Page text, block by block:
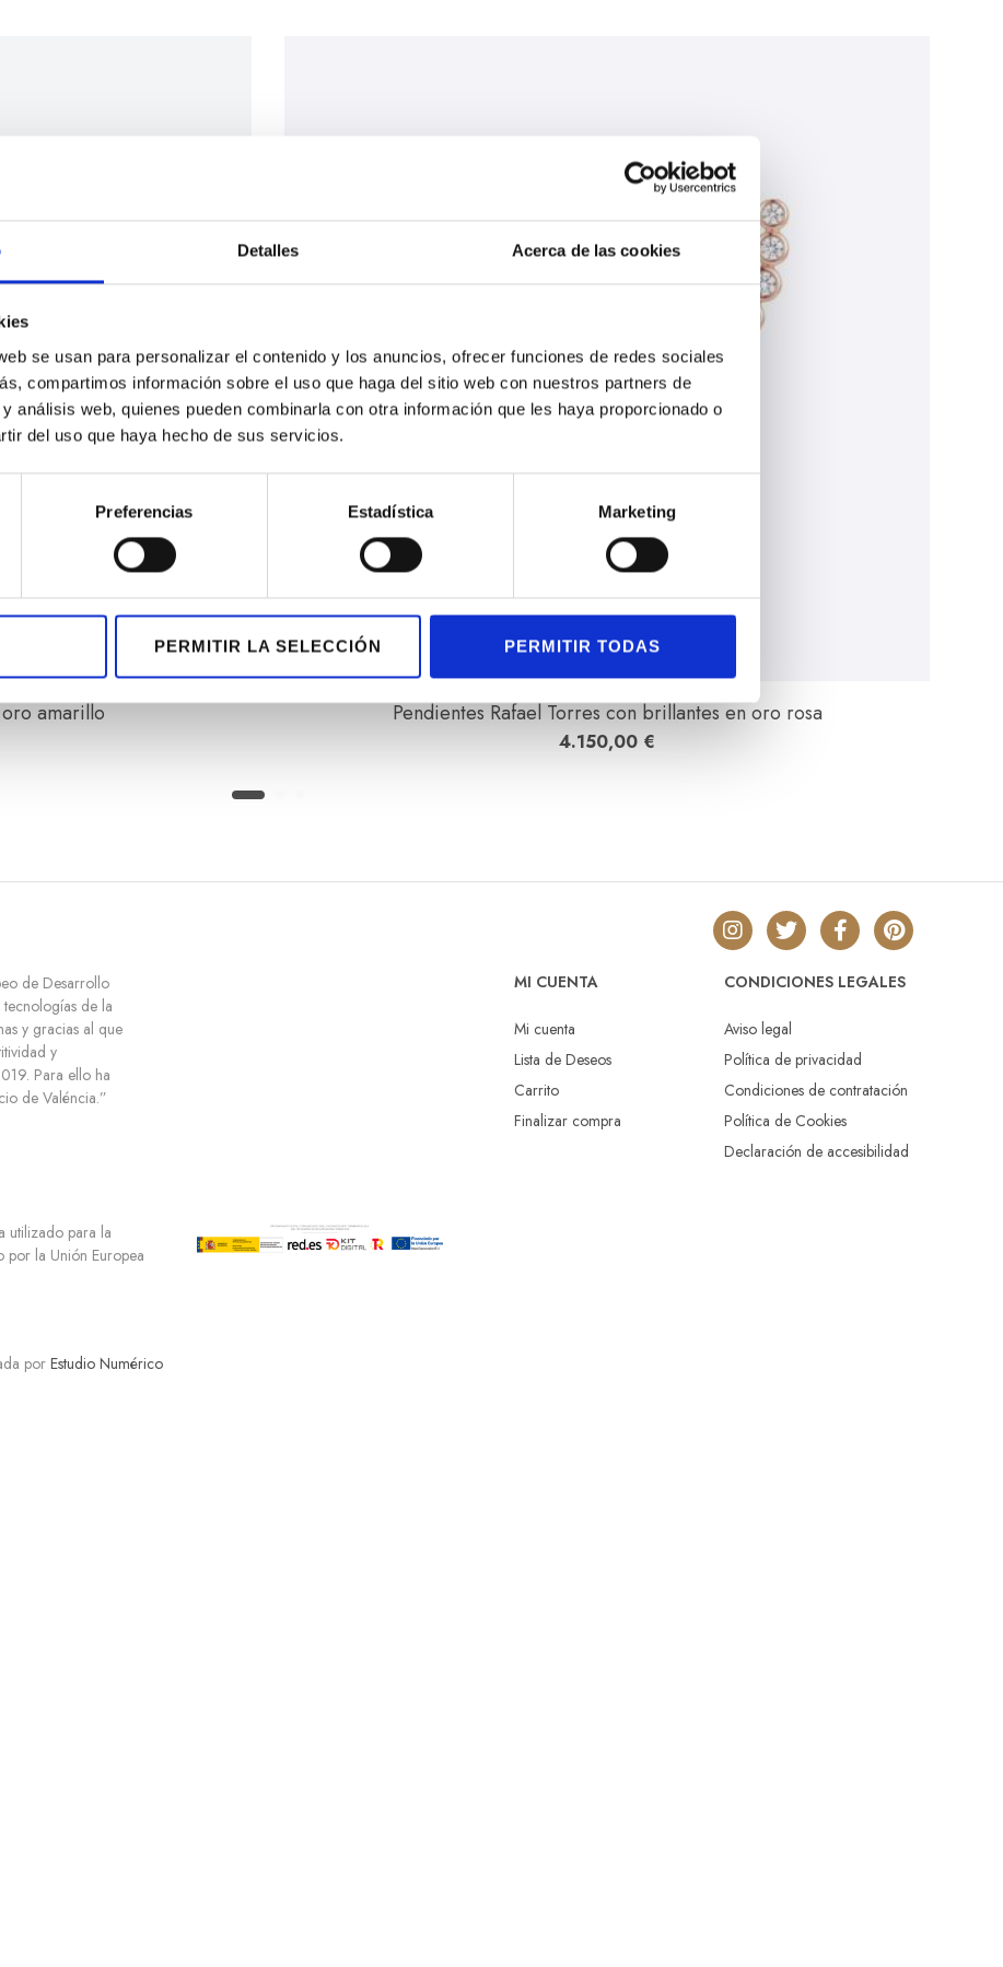
Detalles Acerca de las cookies
se usan para personalizar el contenido y los anuncios, ofrecer funciones de redes sociales
compartimos información sobre el uso que haga del sitio web con nuestros partners de
análisis web, quienes pueden combinarla con otra información que les haya proporcionado o
del uso que haya hecho de sus servicios.
Preferencias Estadística Marketing
PERMITIR LA SELECCIÓN PERMITIR TODAS
amarillo Pendientes Rafael Torres con brillantes en oro rosa
4.150,00 €
de Desarrollo
de la
y gracias al que
y
Para ello ha
de Valéncia.”
MI CUENTA
Mi cuenta
Lista de Deseos
Carrito
Finalizar compra
CONDICIONES LEGALES
Aviso legal
Política de privacidad
Condiciones de contratación
Política de Cookies
Declaración de accesibilidad
utilizado para la
por la Unión Europea
por Estudio Numérico